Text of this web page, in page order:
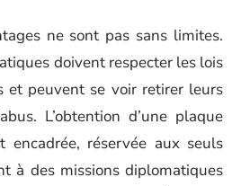
ne sont pas sans limites.
doivent respecter les lois
et peuvent se voir retirer leurs
L’obtention d’une plaque
encadrée, réservée aux seuls
à des missions diplomatiques